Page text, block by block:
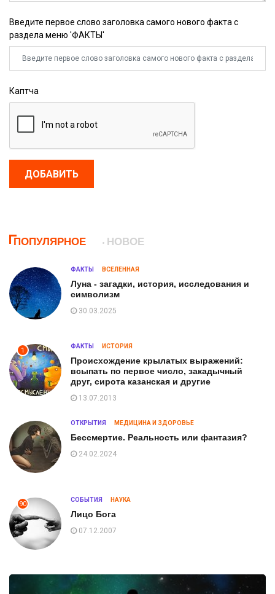
Введите первое слово заголовка самого нового факта с
раздела меню 'ФАКТЫ'
Каптча
ДОБАВИТЬ
ПОПУЛЯРНОЕ НОВОЕ
ФАКТЫ ВСЕЛЕННАЯ
Луна - загадки, история, исследования и
символизм
30.03.2025
1
ФАКТЫ ИСТОРИЯ
Происхождение крылатых выражений:
всыпать по первое число, закадычный
друг, сирота казанская и другие
13.07.2013
ОТКРЫТИЯ МЕДИЦИНА И ЗДОРОВЬЕ
Бессмертие. Реальность или фантазия?
24.02.2024
90
СОБЫТИЯ НАУКА
Лицо Бога
07.12.2007